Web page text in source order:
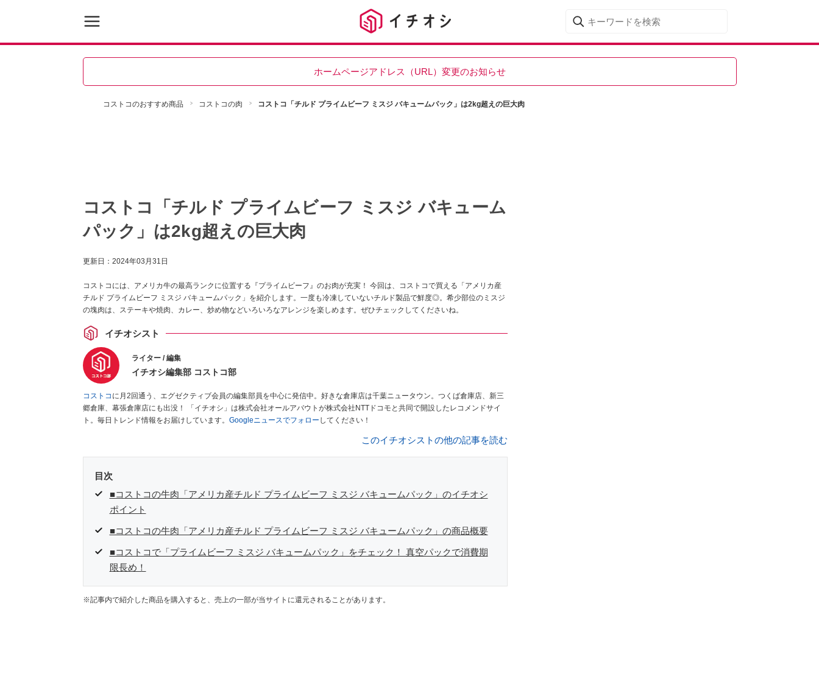
ホームページアドレス（URL）変更のお知らせ
コストコのおすすめ商品 コストコの肉 コストコ「チルド プライムビーフ ミスジ バキュームパック」は2kg超えの巨大肉
コストコ「チルド プライムビーフ ミスジ バキューム
パック」は2kg超えの巨大肉
更新日： 2024年03月31日
コストコには、アメリカ牛の最高ランクに位置する『プライムビーフ』のお肉が充実！ 今回は、コストコで買える「アメリカ産
チルド プライムビーフ ミスジ バキュームパック」を紹介します。一度も冷凍していないチルド製品で鮮度◎。希少部位のミスジ
の塊肉は、ステーキや焼肉、カレー、炒め物などいろいろなアレンジを楽しめます。ぜひチェックしてくださいね。
イチオシスト
ライター / 編集
イチオシ編集部 コストコ部
コストコ に月2回通う、エグゼクティブ会員の編集部員を中心に発信中。好きな倉庫店は千葉ニュータウン。つくば倉庫店、新三
郷倉庫、幕張倉庫店にも出没！ 「イチオシ」は株式会社オールアバウトが株式会社NTTドコモと共同で開設したレコメンドサイ
ト。毎日トレンド情報をお届けしています。 Googleニュースでフォロー してください！
このイチオシストの他の記事を読む
目次
■コストコの牛肉「アメリカ産チルド プライムビーフ ミスジ バキュームパック」のイチオシ
ポイント
■コストコの牛肉「アメリカ産チルド プライムビーフ ミスジ バキュームパック」の商品概要
■コストコで「プライムビーフ ミスジ バキュームパック」をチェック！ 真空パックで消費期
限長め！
※記事内で紹介した商品を購入すると、売上の一部が当サイトに還元されることがあります。